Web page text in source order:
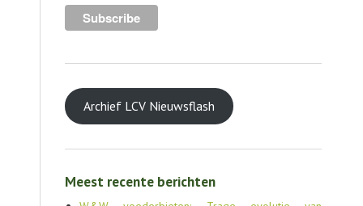
Archief LCV Nieuwsflash
Meest recente berichten